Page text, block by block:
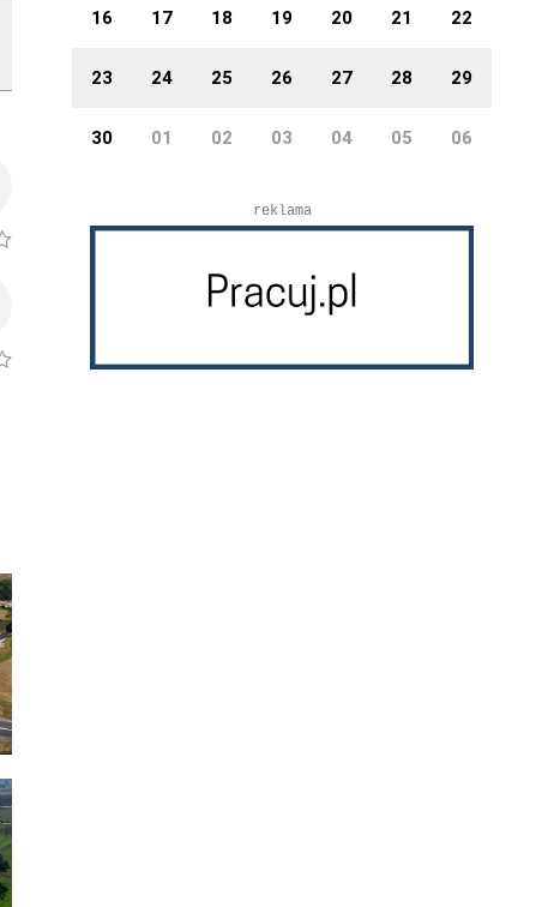
16 17 18 19 20 21 22
23 24 25 26 27 28 29
30 01 02 03 04 05 06
reklama